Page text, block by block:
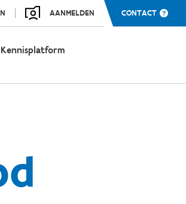
AANMELDEN CONTACT
Kennisplatform